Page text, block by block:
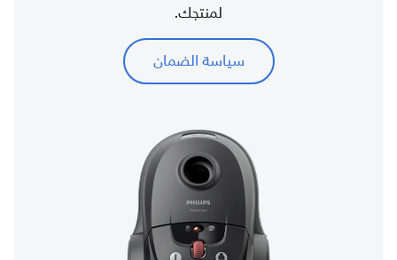
لمنتجك.
سياسة الضمان